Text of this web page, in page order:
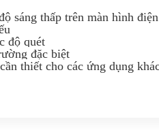
sáng thấp trên màn hình
độ quét
đặc biệt
thiết cho các ứng dụng